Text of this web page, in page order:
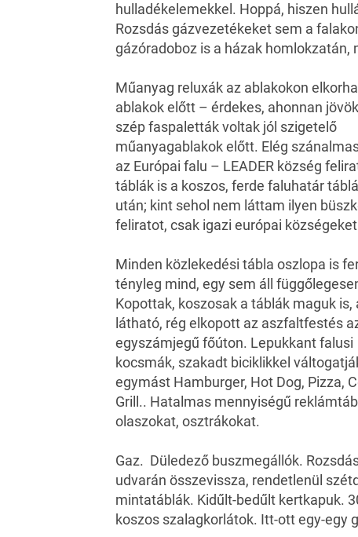
hulladékelemekkel. Hoppá, hiszen
Rozsdás gázvezetékeket sem a
gázóradoboz is a házak homlokzatán,
Műanyag reluxák az ablakokon
ablakok előtt – érdekes, ahonnan
szép faspaletták voltak jól szigetelő
műanyagablakok előtt. Elég
az Európai falu – LEADER község
táblák is a koszos, ferde faluhatár
után; kint sehol nem láttam ilyen
feliratot, csak igazi európai
Minden közlekedési tábla oszlopa is
tényleg mind, egy sem áll
Kopottak, koszosak a táblák maguk is,
látható, rég elkopott az aszfaltfestés
egyszámjegű főúton. Lepukkant falusi
kocsmák, szakadt biciklikkel
egymást Hamburger, Hot Dog, Pizza,
Grill.. Hatalmas mennyiségű
olaszokat, osztrákokat.
Gaz. Düledező buszmegállók.
udvarán összevissza, rendetlenül
mintatáblák. Kidűlt-bedűlt kertkapuk.
koszos szalagkorlátok. Itt-ott egy-egy